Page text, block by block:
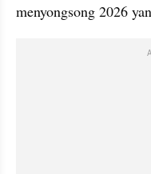
menyongsong 2026